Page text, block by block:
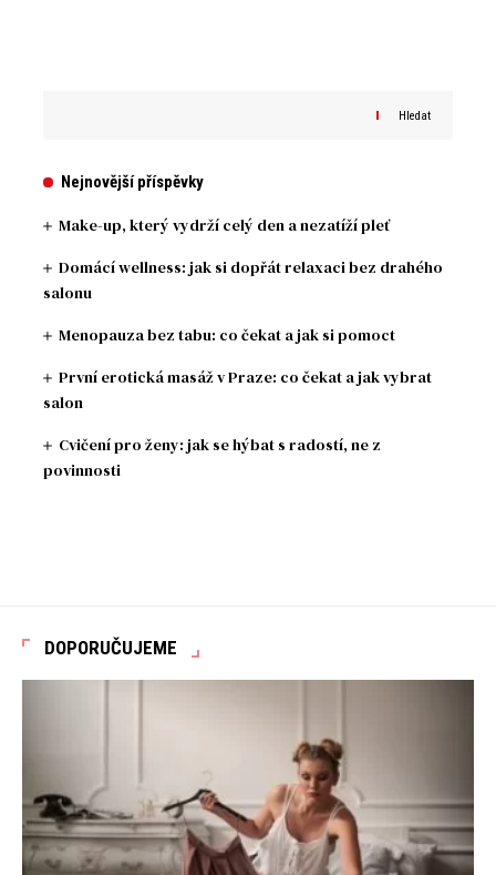
Hledat
Nejnovější příspěvky
Make-up, který vydrží celý den a nezatíží pleť
Domácí wellness: jak si dopřát relaxaci bez drahého
salonu
Menopauza bez tabu: co čekat a jak si pomoct
První erotická masáž v Praze: co čekat a jak vybrat
salon
Cvičení pro ženy: jak se hýbat s radostí, ne z
povinnosti
DOPORUČUJEME